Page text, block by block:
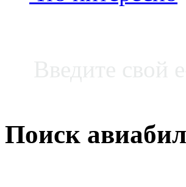
Поиск